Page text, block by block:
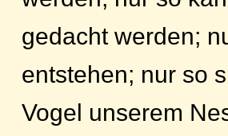
gedacht werden;
entstehen; nur so
Vogel unserem